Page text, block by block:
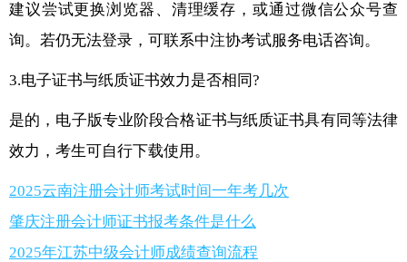
建议尝试更换浏览器、清理缓存，或通过微信公众号查
询。若仍无法登录，可联系中注协考试服务电话咨询。
3.电子证书与纸质证书效力是否相同?
是的，电子版专业阶段合格证书与纸质证书具有同等法律
效力，考生可自行下载使用。
2025云南注册会计师考试时间一年考几次
肇庆注册会计师证书报考条件是什么
2025年江苏中级会计师成绩查询流程